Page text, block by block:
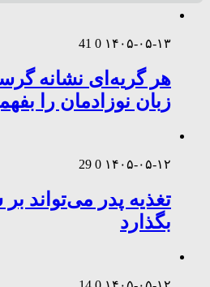
۱۴۰۵-۰۵-۱۳ 0
41
هر گریه‌ای نشانه
زبان نوزادمان را
۱۴۰۵-۰۵-۱۲ 0
29
تغذیه پدر می‌تواند بر
بگذارد